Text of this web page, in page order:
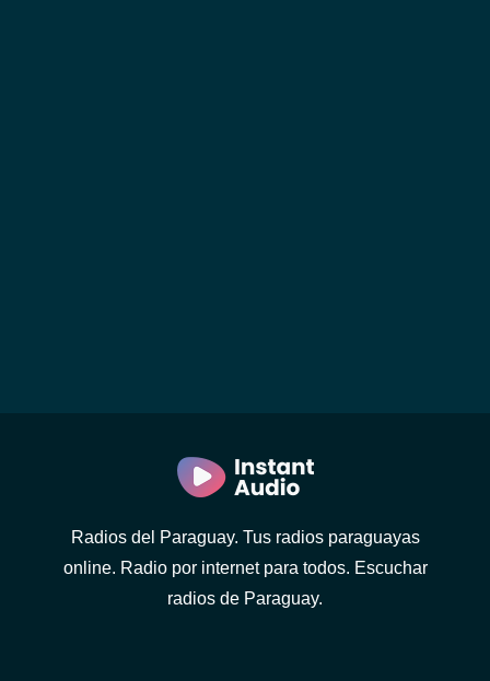
Radios del Paraguay. Tus radios paraguayas
online. Radio por internet para todos. Escuchar
radios de Paraguay.